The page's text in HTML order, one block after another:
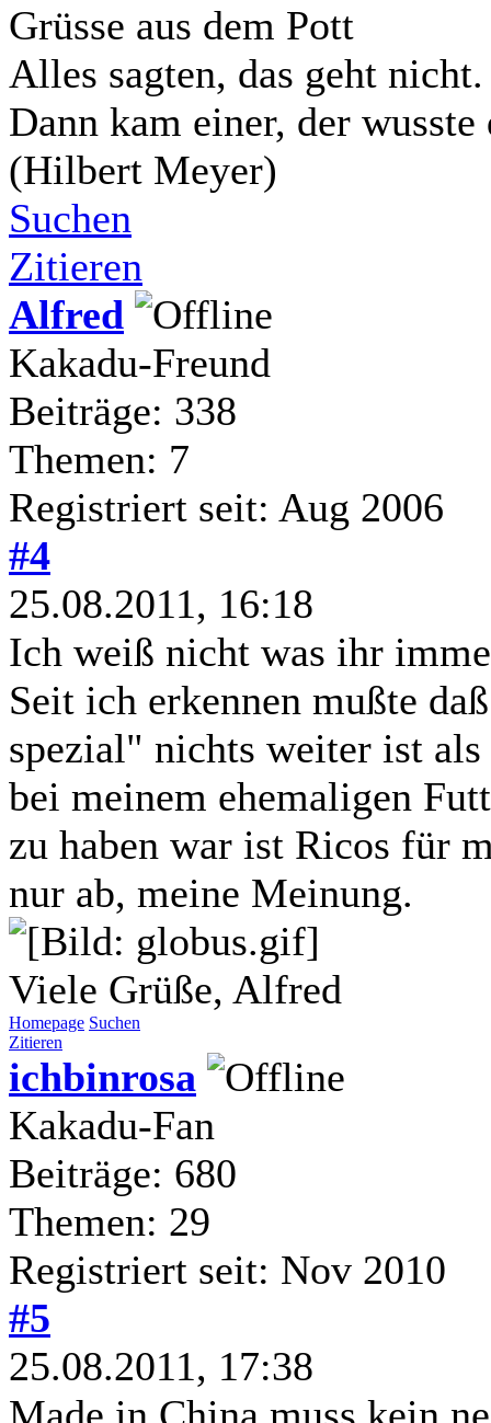
Grüsse aus dem Pott
Alles sagten, das geht nicht.
Dann kam einer, der
(Hilbert Meyer)
Suchen
Zitieren
Alfred
Kakadu-Freund
Beiträge: 338
Themen: 7
Registriert seit: Aug 2006
#4
25.08.2011, 16:18
Ich weiß nicht was ihr
Seit ich erkennen mußte
spezial" nichts weiter ist
bei meinem ehemaligen
zu haben war ist Ricos für
nur ab, meine Meinung.
Viele Grüße, Alfred
Homepage Suchen
Zitieren
ichbinrosa
Kakadu-Fan
Beiträge: 680
Themen: 29
Registriert seit: Nov 2010
#5
25.08.2011, 17:38